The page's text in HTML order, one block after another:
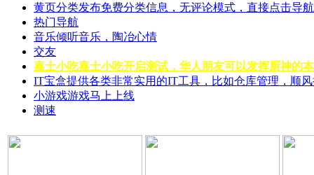
黄页分类发布免费分类信息，无评论模式，直接点击导
热门导航
音乐倾听音乐，陶冶心情
交友
嘉士小吃嘉士小吃开启测试，华人朋友可以发挥厨神的
IT宝盒提供各类非常实用的IT工具，比如仓库管理，顺
小游戏游戏马上上线
测速